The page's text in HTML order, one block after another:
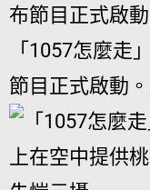
「1057怎麼走
節目正式啟動